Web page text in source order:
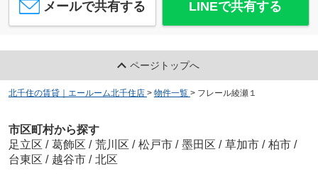
メールで共有する LINEで共有する
ページトップへ
北千住の賃貸｜エールーム北千住店 > 物件一覧 > フレール綾瀬１
市区町村から探す
足立区 / 葛飾区 / 荒川区 / 松戸市 / 墨田区 / 草加市 / 柏市 /
台東区 / 越谷市 / 北区